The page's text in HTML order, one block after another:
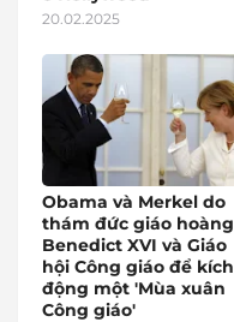
20.02.2025
Obama và Merkel do
thám đức giáo hoàng
Benedict XVI và Giáo
hội Công giáo để kích
động một 'Mùa xuân
Công giáo'